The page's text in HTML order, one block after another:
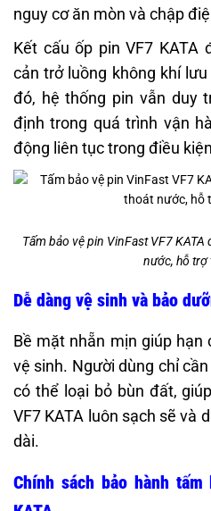
nguy cơ ăn mòn và chập
Kết cấu ốp pin VF7 KATA
cản trở luồng không khí
đó, hệ thống pin vẫn duy
định trong quá trình vận
động liên tục trong điều
Tấm bảo vệ pin VinFast VF7
nước, hỗ trợ
Dễ dàng vệ sinh và bảo
Bề mặt nhẵn mịn giúp hạn
vệ sinh. Người dùng chỉ
có thể loại bỏ bùn đất,
VF7 KATA luôn sạch sẽ và
dài.
Chính sách bảo hành